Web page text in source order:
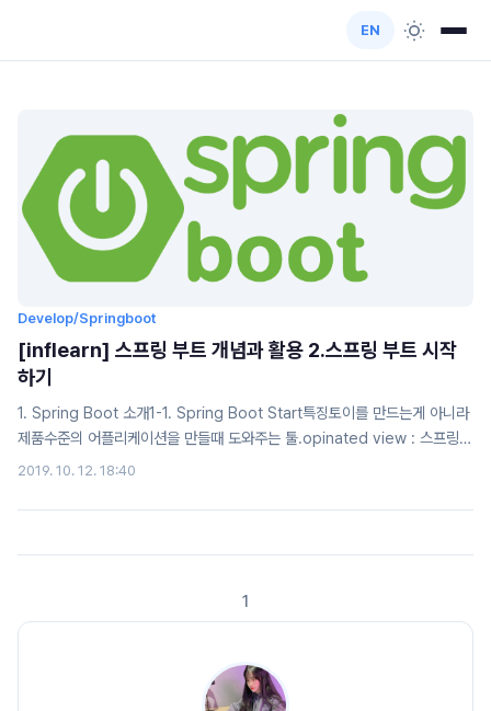
EN
Develop/Springboot
[inflearn] 스프링 부트 개념과 활용 2.스프링 부트 시작
하기
1. Spring Boot 소개1-1. Spring Boot Start특징토이를 만드는게 아니라
제품수준의 어플리케이션을 만들때 도와주는 툴.opinated view : 스프링
부트가 갖고있는 컨벤션을 의미한다 (널리 사용되는 설정)Spring platform
으로 해준다목표모든 스프링 개발을 할 때 더 빠르고 더 폭넓은 사용성을 제공
2019. 10. 12. 18:40
1